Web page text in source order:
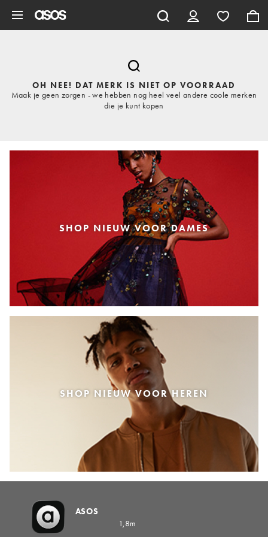
OH NEE! DAT MERK IS NIET OP VOORRAAD
Maak je geen zorgen - we hebben nog heel veel andere coole merken
die je kunt kopen
SHOP NIEUW VOOR DAMES
SHOP NIEUW VOOR HEREN
ASOS
1,8m